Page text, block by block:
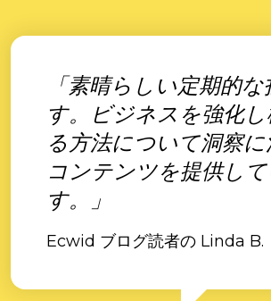
「素晴らしい定期的
す。ビジネスを強化
る方法について洞察
コンテンツを提供し
す。」
Ecwid ブログ読者の Linda B.